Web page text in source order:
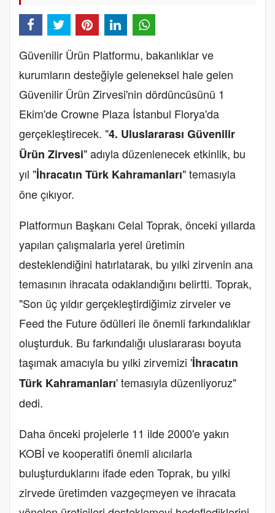
Güvenilir Ürün Platformu, bakanlıklar ve
kurumların desteğiyle geleneksel hale gelen
Güvenilir Ürün Zirvesi'nin dördüncüsünü 1
Ekim'de Crowne Plaza İstanbul Florya'da
gerçekleştirecek. "4. Uluslararası Güvenilir
Ürün Zirvesi" adıyla düzenlenecek etkinlik, bu
yıl "İhracatın Türk Kahramanları" temasıyla
öne çıkıyor.
Platformun Başkanı Celal Toprak, önceki yıllarda
yapılan çalışmalarla yerel üretimin
desteklendiğini hatırlatarak, bu yılki zirvenin ana
temasının ihracata odaklandığını belirtti. Toprak,
"Son üç yıldır gerçekleştirdiğimiz zirveler ve
Feed the Future ödülleri ile önemli farkındalıklar
oluşturduk. Bu farkındalığı uluslararası boyuta
taşımak amacıyla bu yılki zirvemizi 'İhracatın
Türk Kahramanları' temasıyla düzenliyoruz"
dedi.
Daha önceki projelerle 11 ilde 2000'e yakın
KOBİ ve kooperatifi önemli alıcılarla
buluşturduklarını ifade eden Toprak, bu yılki
zirvede üretimden vazgeçmeyen ve ihracata